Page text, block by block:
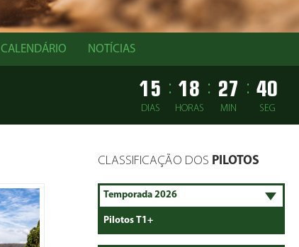
CALENDÁRIO NOTÍCIAS
15
DIAS
: 18
HORAS
: 27
MIN
: 39
SEG
CLASSIFICAÇÃO DOS PILOTOS